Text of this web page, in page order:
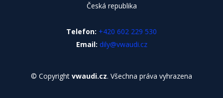
Česká republika
Telefon: +420 602 229 530
Email: dily@vwaudi.cz
© Copyright vwaudi.cz. Všechna práva vyhrazena